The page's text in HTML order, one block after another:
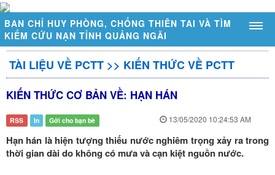
BAN CHỈ HUY PHÒNG, CHỐNG THIÊN TAI VÀ TÌM
KIẾM CỨU NẠN TỈNH QUẢNG NGÃI
GIỚI THIỆU
Sơ đồ tổ chức
Chức năng, nhiệm vụ
Đặc điểm thiên tai tỉnh Quảng Ngãi
DỰ BÁO - CẢNH BÁO
TÀI LIỆU VỀ PCTT >> KIẾN THỨC VỀ PCTT
KIẾN THỨC CƠ BẢN VỀ: HẠN HÁN
RSS In Gởi cho bạn bè 13/05/2020 10:24:53 AM
Hạn hán là hiện tượng thiếu nước nghiêm trọng xảy ra trong
thời gian dài do không có mưa và cạn kiệt nguồn nước.